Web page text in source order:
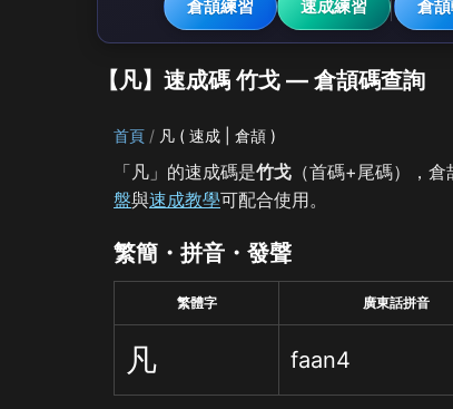
倉頡練習 速成練習 倉
【凡】速成碼 竹戈 — 倉頡碼查詢
首頁 凡 ( 速成 | 倉頡 )
「凡」的速成碼是竹戈 （首碼+尾碼），
盤與速成教學可配合使用。
繁簡・拼音・發聲
繁體字 廣東話拼音
凡 faan4